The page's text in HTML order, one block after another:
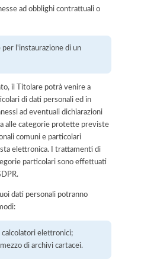
ad obblighi contrattuali o
per l'instaurazione di un
il Titolare potrà venire a
di dati personali ed in
ad eventuali dichiarazioni
alle categorie protette previste
comuni e particolari
elettronica. I trattamenti di
particolari sono effettuati
dati personali potranno
elettronici;
di archivi cartacei.